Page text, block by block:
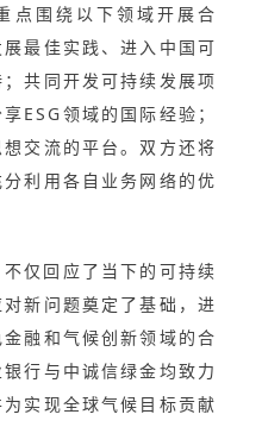
点围绕以下领域开展合
最佳实践、进入中国可
共同开发可持续发展项
ESG领域的国际经验；
交流的平台。双方还将
利用各自业务网络的优
仅回应了当下的可持续
新问题奠定了基础，进
融和气候创新领域的合
行与中诚信绿金均致力
实现全球气候目标贡献